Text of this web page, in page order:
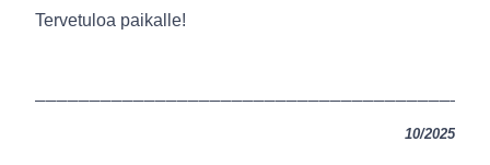
Tervetuloa paikalle!
10/2025